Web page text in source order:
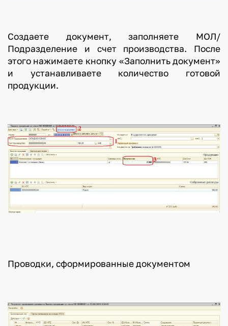
Создаете документ, заполняете МОЛ/
Подразделение и счет производства. После
этого нажимаете кнопку «Заполнить документ»
и устанавливаете количество готовой
продукции.
Проводки, сформированные документом